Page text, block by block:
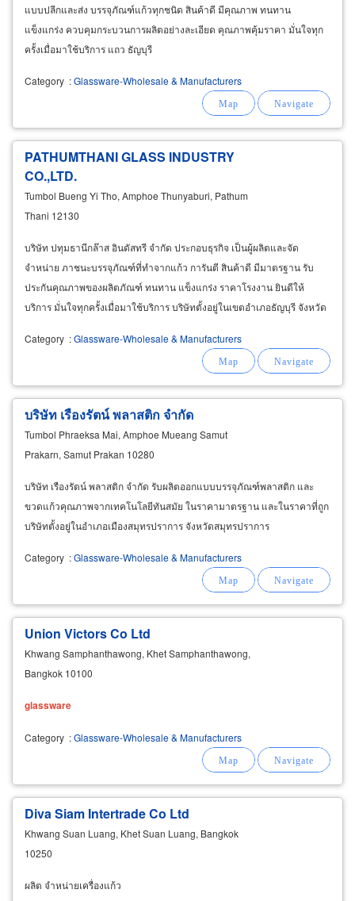
แบบปลีกและส่ง บรรจุภัณฑ์แก้วทุกชนิด สินค้าดี มีคุณภาพ ทนทาน
แข็งแกร่ง ควบคุมกระบวนการผลิตอย่างละเอียด คุณภาพคุ้มราคา มั่นใจทุก
ครั้งเมื่อมาใช้บริการ แถว ธัญบุรี
Category :Glassware-Wholesale & Manufacturers
PATHUMTHANI GLASS INDUSTRY
CO.,LTD.
Tumbol Bueng Yi Tho, Amphoe Thunyaburi, Pathum
Thani 12130
บริษัท ปทุมธานีกล๊าส อินดัสทรี จำกัด ประกอบธุรกิจ เป็นผู้ผลิตและจัด
จำหน่าย ภาชนะบรรจุภัณฑ์ที่ทำจากแก้ว การันตี สินค้าดี มีมาตรฐาน รับ
ประกันคุณภาพของผลิตภัณฑ์ ทนทาน แข็งแกร่ง ราคาโรงงาน ยินดีให้
บริการ มั่นใจทุกครั้งเมื่อมาใช้บริการ บริษัทตั้งอยู่ในเขตอำเภอธัญบุรี จังหวัด
Category :Glassware-Wholesale & Manufacturers
บริษัท เรืองรัตน์ พลาสติก จำกัด
Tumbol Phraeksa Mai, Amphoe Mueang Samut
Prakarn, Samut Prakan 10280
บริษัท เรืองรัตน์ พลาสติก จำกัด รับผลิตออกแบบบรรจุภัณฑ์พลาสติก และ
ขวดแก้วคุณภาพจากเทคโนโลยีทันสมัย ในราคามาตรฐาน และในราคาที่ถูก
บริษัทตั้งอยู่ในอำเภอเมืองสมุทรปราการ จังหวัดสมุทรปราการ
Category :Glassware-Wholesale & Manufacturers
Union Victors Co Ltd
Khwang Samphanthawong, Khet Samphanthawong,
Bangkok 10100
glassware
Category :Glassware-Wholesale & Manufacturers
Diva Siam Intertrade Co Ltd
Khwang Suan Luang, Khet Suan Luang, Bangkok
10250
ผลิต จำหน่ายเครื่องแก้ว